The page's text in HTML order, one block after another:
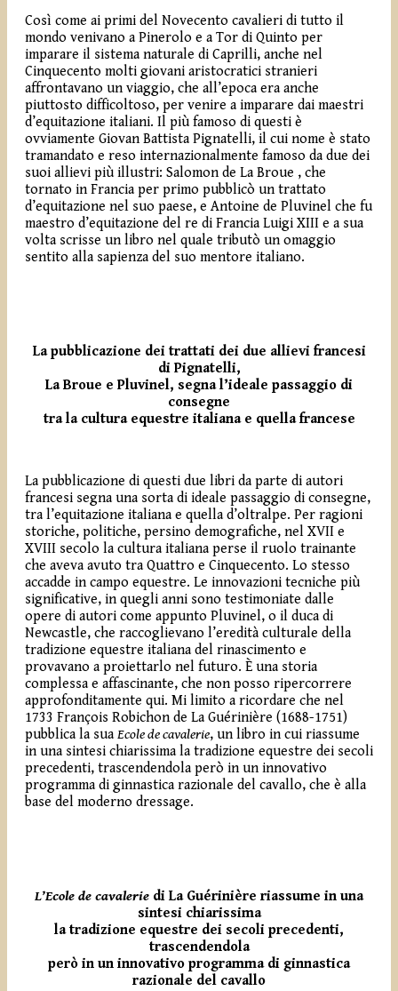
Così come ai primi del Novecento cavalieri di tutto il
mondo venivano a Pinerolo e a Tor di Quinto per
imparare il sistema naturale di Caprilli, anche nel
Cinquecento molti giovani aristocratici stranieri
affrontavano un viaggio, che all’epoca era anche
piuttosto difficoltoso, per venire a imparare dai maestri
d’equitazione italiani. Il più famoso di questi è
ovviamente Giovan Battista Pignatelli, il cui nome è stato
tramandato e reso internazionalmente famoso da due dei
suoi allievi più illustri: Salomon de La Broue , che
tornato in Francia per primo pubblicò un trattato
d’equitazione nel suo paese, e Antoine de Pluvinel che fu
maestro d’equitazione del re di Francia Luigi XIII e a sua
volta scrisse un libro nel quale tributò un omaggio
sentito alla sapienza del suo mentore italiano.
La pubblicazione dei trattati dei due allievi francesi
di Pignatelli,
La Broue e Pluvinel, segna l’ideale passaggio di
consegne
tra la cultura equestre italiana e quella francese
La pubblicazione di questi due libri da parte di autori
francesi segna una sorta di ideale passaggio di consegne,
tra l’equitazione italiana e quella d’oltralpe. Per ragioni
storiche, politiche, persino demografiche, nel XVII e
XVIII secolo la cultura italiana perse il ruolo trainante
che aveva avuto tra Quattro e Cinquecento. Lo stesso
accadde in campo equestre. Le innovazioni tecniche più
significative, in quegli anni sono testimoniate dalle
opere di autori come appunto Pluvinel, o il duca di
Newcastle, che raccoglievano l’eredità culturale della
tradizione equestre italiana del rinascimento e
provavano a proiettarlo nel futuro. È una storia
complessa e affascinante, che non posso ripercorrere
approfonditamente qui. Mi limito a ricordare che nel
1733 François Robichon de La Guérinière (1688-1751)
pubblica la suaEcole de cavalerie, un libro in cui riassume
in una sintesi chiarissima la tradizione equestre dei secoli
precedenti, trascendendola però in un innovativo
programma di ginnastica razionale del cavallo, che è alla
base del moderno dressage.
L’Ecole de cavalerie di La Guérinière riassume in una
sintesi chiarissima
la tradizione equestre dei secoli precedenti,
trascendendola
però in un innovativo programma di ginnastica
razionale del cavallo